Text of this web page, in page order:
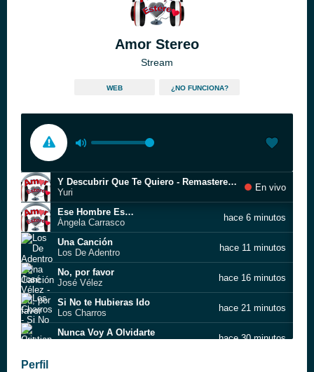
Amor Stereo
Stream
WEB ¿NO FUNCIONA?
Y Descubrir Que Te Quiero - Remastered 2008
Yuri
En vivo
Ese Hombre Es…
Ángela Carrasco
hace 6 minutos
Una Canción
Los De Adentro
hace 11 minutos
No, por favor
José Vélez
hace 16 minutos
Si No te Hubieras Ido
Los Charros
hace 21 minutos
Nunca Voy A Olvidarte
hace 30 minutos
Perfil